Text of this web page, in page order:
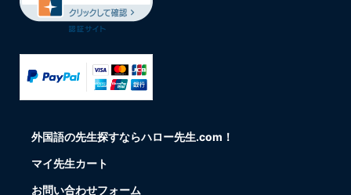
外国語の先生探すならハロー先生.com！
マイ先生カート
お問い合わせフォーム